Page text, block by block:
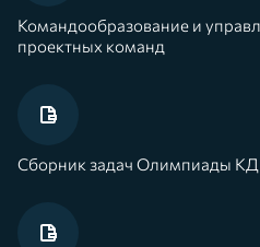
Командообразование и
проектных команд
Сборник задач Олимпиады